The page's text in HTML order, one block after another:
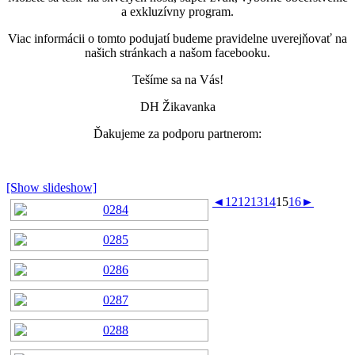
a exkluzívny program.
Viac informácii o tomto podujatí budeme pravidelne uverejňovať na
našich stránkach a našom facebooku.
Tešíme sa na Vás!
DH Žikavanka
Ďakujeme za podporu partnerom:
[Show slideshow]
◄ 1 21213141516►